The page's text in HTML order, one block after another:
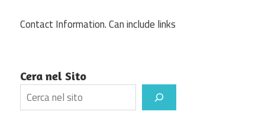
Contact Information. Can include links
Cera nel Sito
Search